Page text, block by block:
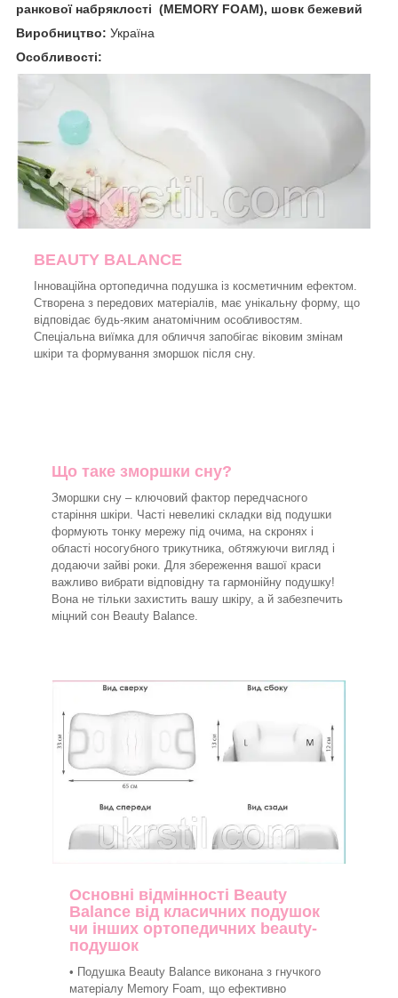
ранкової набряклості (MEMORY FOAM), шовк бежевий
Виробництво: Україна
Особливості:
BEAUTY BALANCE
Інноваційна ортопедична подушка із косметичним ефектом.
Створена з передових матеріалів, має унікальну форму, що
відповідає будь-яким анатомічним особливостям.
Спеціальна виїмка для обличчя запобігає віковим змінам
шкіри та формування зморшок після сну.
Що таке зморшки сну?
Зморшки сну – ключовий фактор передчасного
старіння шкіри. Часті невеликі складки від подушки
формують тонку мережу під очима, на скронях і
області носогубного трикутника, обтяжуючи вигляд і
додаючи зайві роки. Для збереження вашої краси
важливо вибрати відповідну та гармонійну подушку!
Вона не тільки захистить вашу шкіру, а й забезпечить
міцний сон Beauty Balance.
Основні відмінності Beauty
Balance від класичних подушок
чи інших ортопедичних beauty-
подушок
• Подушка Beauty Balance виконана з гнучкого
матеріалу Memory Foam, що ефективно